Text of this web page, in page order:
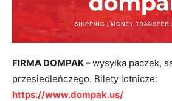
FIRMA DOMPAK –wysyłka paczek,
przesiedleńczego. Bilety lotnicze:
https://www.dompak.us/